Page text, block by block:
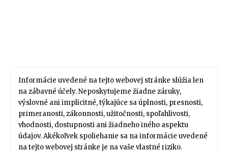
Informácie uvedené na tejto webovej stránke slúžia len
na zábavné účely. Neposkytujeme žiadne záruky,
výslovné ani implicitné, týkajúce sa úplnosti, presnosti,
primeranosti, zákonnosti, užitočnosti, spoľahlivosti,
vhodnosti, dostupnosti ani žiadneho iného aspektu
údajov. Akékoľvek spoliehanie sa na informácie uvedené
na tejto webovej stránke je na vaše vlastné riziko.